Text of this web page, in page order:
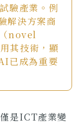
驗產業。例
解決方案商
novel
其技術，顯
已成為重要
是ICT產業變